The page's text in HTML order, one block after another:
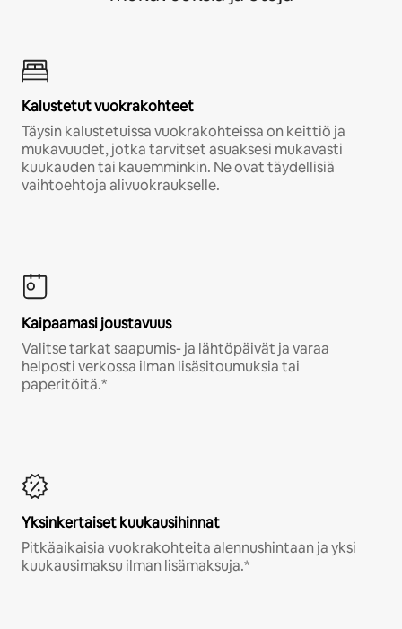
Kalustetut vuokrakohteet
Täysin kalustetuissa vuokrakohteissa on keittiö ja
mukavuudet, jotka tarvitset asuaksesi mukavasti
kuukauden tai kauemminkin. Ne ovat täydellisiä
vaihtoehtoja alivuokraukselle.
Kaipaamasi joustavuus
Valitse tarkat saapumis- ja lähtöpäivät ja varaa
helposti verkossa ilman lisäsitoumuksia tai
paperitöitä.*
Yksinkertaiset kuukausihinnat
Pitkäaikaisia vuokrakohteita alennushintaan ja yksi
kuukausimaksu ilman lisämaksuja.*